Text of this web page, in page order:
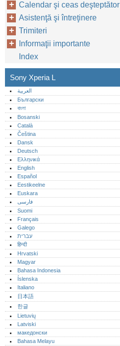
Calendar şi ceas deşteptător
Asistenţă şi întreţinere
Trimiteri
Informaţii importante
Index
Sony Xperia L
العربية
Български
বাংলা
Bosanski
Català
Čeština
Dansk
Deutsch
Ελληνικά
English
Español
Eestikeelne
Euskara
فارسی
Suomi
Français
Galego
עברית
हिन्दी
Hrvatski
Magyar
Bahasa Indonesia
Íslenska
Italiano
日本語
한글
Lietuvių
Latviski
македонски
Bahasa Melayu